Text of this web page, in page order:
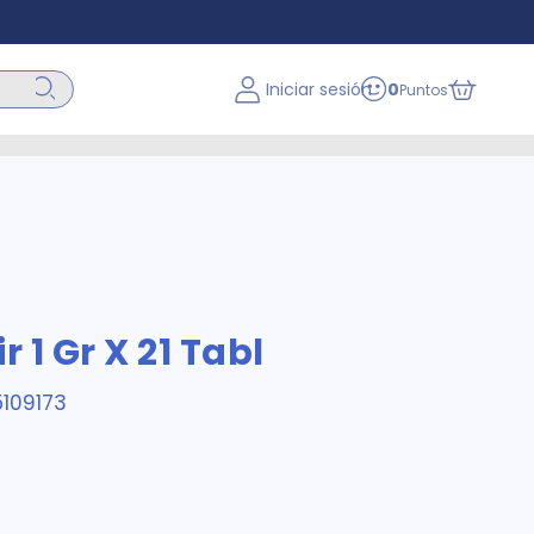
Iniciar sesión 0Puntos
Gr X 21 Tabl